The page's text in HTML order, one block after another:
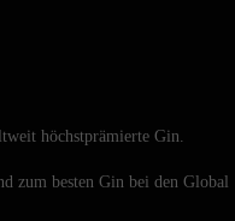
höchstprämierte Gin.
zum besten Gin bei den Global